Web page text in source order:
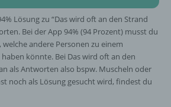
Lösung zu “Das wird oft an den Strand
Bei der App 94% (94 Prozent) musst du
andere Personen zu einem
könnte. Bei Das wird oft an den
als Antworten also bspw. Muscheln oder
noch als Lösung gesucht wird, findest du